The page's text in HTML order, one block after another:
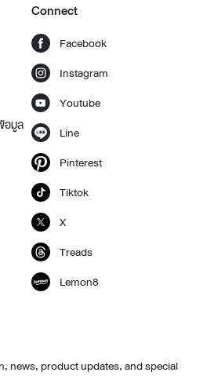
อมูล
Connect
Facebook
Instagram
Youtube
Line
Pinterest
Tiktok
X
Treads
Lemon8
news, product updates, and special